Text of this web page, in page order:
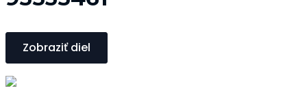
Zobraziť diel